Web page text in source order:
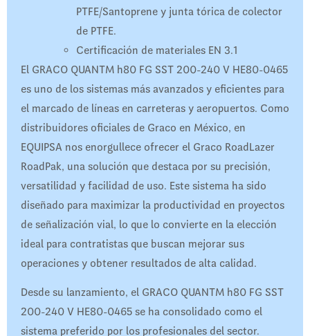
PTFE/Santoprene y junta tórica de colector
de PTFE.
Certificación de materiales EN 3.1
El GRACO QUANTM h80 FG SST 200-240 V HE80-0465
es uno de los sistemas más avanzados y eficientes para
el marcado de líneas en carreteras y aeropuertos. Como
distribuidores oficiales de Graco en México, en
EQUIPSA nos enorgullece ofrecer el Graco RoadLazer
RoadPak, una solución que destaca por su precisión,
versatilidad y facilidad de uso. Este sistema ha sido
diseñado para maximizar la productividad en proyectos
de señalización vial, lo que lo convierte en la elección
ideal para contratistas que buscan mejorar sus
operaciones y obtener resultados de alta calidad.
Desde su lanzamiento, el GRACO QUANTM h80 FG SST
200-240 V HE80-0465 se ha consolidado como el
sistema preferido por los profesionales del sector.